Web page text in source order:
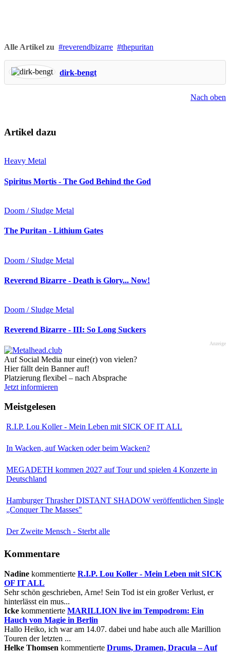
Alle Artikel zu reverendbizarre thepuritan
dirk-bengt
Nach oben
Artikel dazu
Heavy Metal
Spiritus Mortis - The God Behind the God
Doom / Sludge Metal
The Puritan - Lithium Gates
Doom / Sludge Metal
Reverend Bizarre - Death is Glory... Now!
Doom / Sludge Metal
Reverend Bizarre - III: So Long Suckers
Anzeige
Auf Social Media nur eine(r) von vielen?
Hier fällt dein Banner auf!
Platzierung flexibel – nach Absprache
Jetzt informieren
Meistgelesen
R.I.P. Lou Koller - Mein Leben mit SICK OF IT ALL
In Wacken, auf Wacken oder beim Wacken?
MEGADETH kommen 2027 auf Tour und spielen 4 Konzerte in
Deutschland
Hamburger Thrasher DISTANT SHADOW veröffentlichen Single
„Conquer The Masses"
Der Zweite Mensch - Sterbt alle
Kommentare
Nadine kommentierte R.I.P. Lou Koller - Mein Leben mit SICK
OF IT ALL
Sehr schön geschrieben, Arne! Sein Tod ist ein großer Verlust, er
hinterlässt ein mus...
Icke kommentierte MARILLION live im Tempodrom: Ein
Hauch von Magie in Berlin
Hallo Heiko, ich war am 14.07. dabei und habe auch alle Marillion
Touren der letzten ...
Helke Thomsen kommentierte Drums, Dramen, Dracula – Auf